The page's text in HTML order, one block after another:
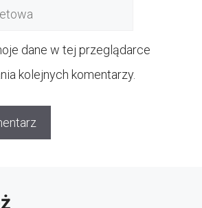
dane w tej przeglądarce
kolejnych komentarzy.